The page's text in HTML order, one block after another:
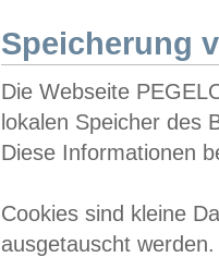
Speicherung
Die Webseite
lokalen Speicher des
Diese Informationen
Cookies sind kleine
ausgetauscht